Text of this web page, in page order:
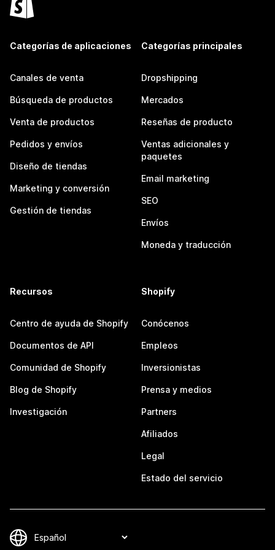
Categorías de aplicaciones
Canales de venta
Búsqueda de productos
Venta de productos
Pedidos y envíos
Diseño de tiendas
Marketing y conversión
Gestión de tiendas
Categorías principales
Dropshipping
Mercados
Reseñas de producto
Ventas adicionales y
paquetes
Email marketing
SEO
Envíos
Moneda y traducción
Recursos
Centro de ayuda de Shopify
Documentos de API
Comunidad de Shopify
Blog de Shopify
Investigación
Shopify
Conócenos
Empleos
Inversionistas
Prensa y medios
Partners
Afiliados
Legal
Estado del servicio